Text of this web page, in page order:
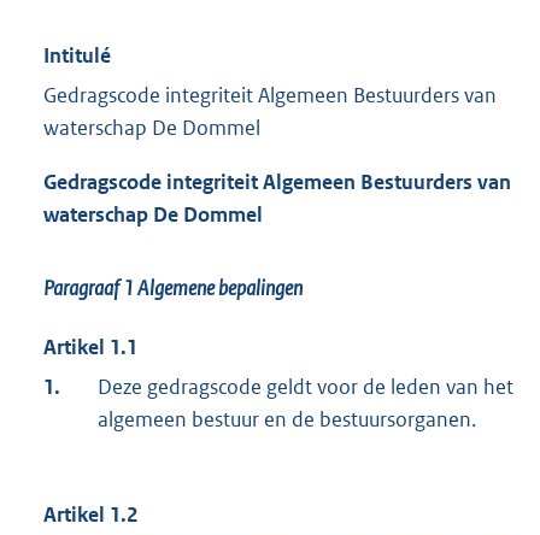
Intitulé
Gedragscode integriteit Algemeen Bestuurders van
waterschap De Dommel
Gedragscode integriteitAlgemeen Bestuurders van
waterschap De Dommel
Paragraaf 1Algemene bepalingen
Artikel 1.1
1.
Deze gedragscode geldt voor de leden van het
algemeen bestuur en de bestuursorganen.
Artikel 1.2